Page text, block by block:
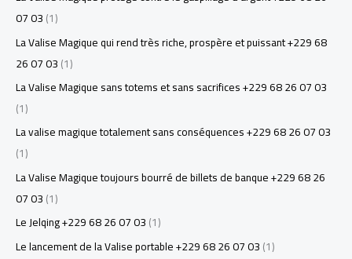
07 03(1)
La Valise Magique qui rend très riche, prospère et puissant +229 68
26 07 03(1)
La Valise Magique sans totems et sans sacrifices +229 68 26 07 03
(1)
La valise magique totalement sans conséquences +229 68 26 07 03
(1)
La Valise Magique toujours bourré de billets de banque +229 68 26
07 03(1)
Le Jelqing +229 68 26 07 03(1)
Le lancement de la Valise portable +229 68 26 07 03(1)